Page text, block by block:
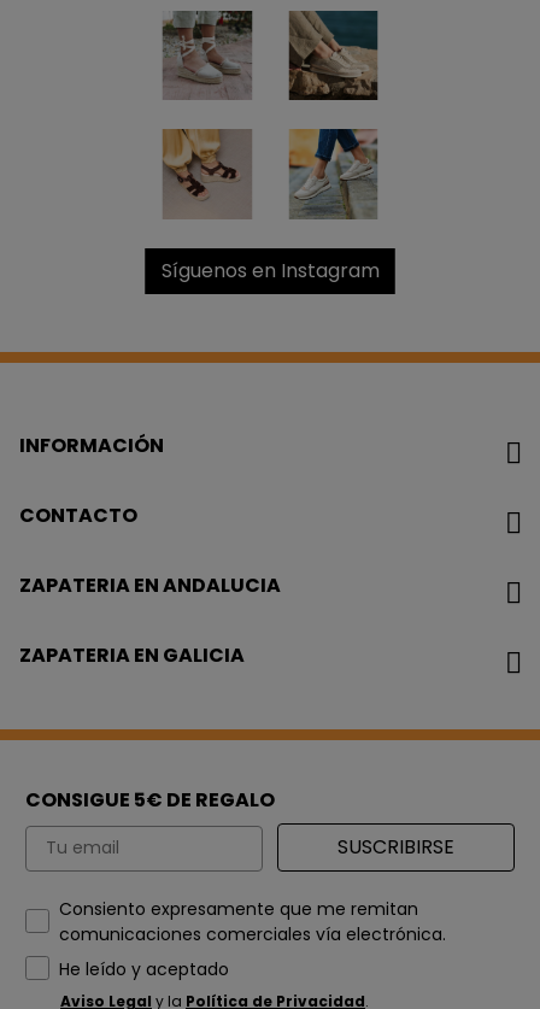
Síguenos en Instagram
INFORMACIÓN
CONTACTO
ZAPATERIA EN ANDALUCIA
ZAPATERIA EN GALICIA
CONSIGUE 5€ DE REGALO
Email SUSCRIBIRSE
How would you like to hear from us?
Consiento expresamente que me remitan
comunicaciones comerciales vía electrónica.
He leído y aceptado
Aviso Legal y la Política de Privacidad.